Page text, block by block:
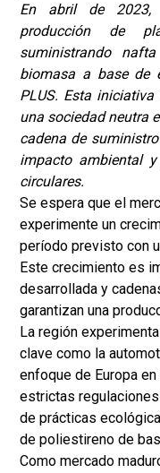
En abril de 2023,
producción de
suministrando
biomasa a base de
PLUS. Esta
una sociedad neutra
cadena de
impacto ambiental
circulares.
Se espera que el
experimente un
período previsto con
Este crecimiento es
desarrollada y
garantizan una
La región
clave como la
enfoque de Europa
estrictas
de prácticas
de poliestireno de
Como mercado